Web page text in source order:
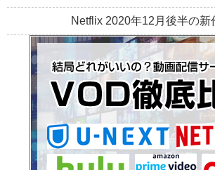
Netflix 2020年12月後半の新